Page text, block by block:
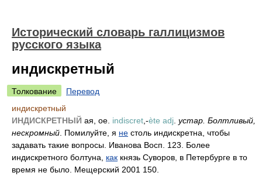
Исторический словарь галлицизмов
русского языка
индискретный
Толкование
Перевод
индискретный
ИНДИСКРЕТНЫЙ ая, ое. indiscret ,-ète adj устар. Болтливый,
нескромный . Помилуйте, я не столь индискретна, чтобы
задавать такие вопросы. Иванова Восп. 123. Более
индискретного болтуна, как князь Суворов, в Петербурге в то
время не было. Мещерский 2001 150.